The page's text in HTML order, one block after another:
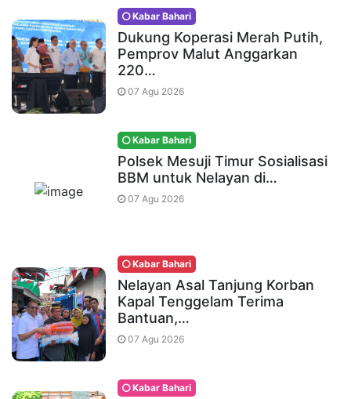
Kabar Bahari
Dukung Koperasi Merah Putih,
Pemprov Malut Anggarkan
220…
07 Agu 2026
Kabar Bahari
Polsek Mesuji Timur Sosialisasi
BBM untuk Nelayan di…
07 Agu 2026
Kabar Bahari
Nelayan Asal Tanjung Korban
Kapal Tenggelam Terima
Bantuan,…
07 Agu 2026
Kabar Bahari